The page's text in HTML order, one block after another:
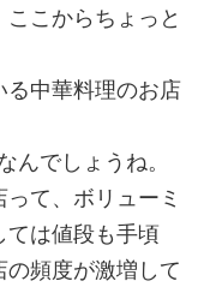
こからちょっと
る中華料理のお店
んでしょうね。
て、ボリューミ
ては値段も手頃
頻度が激増して